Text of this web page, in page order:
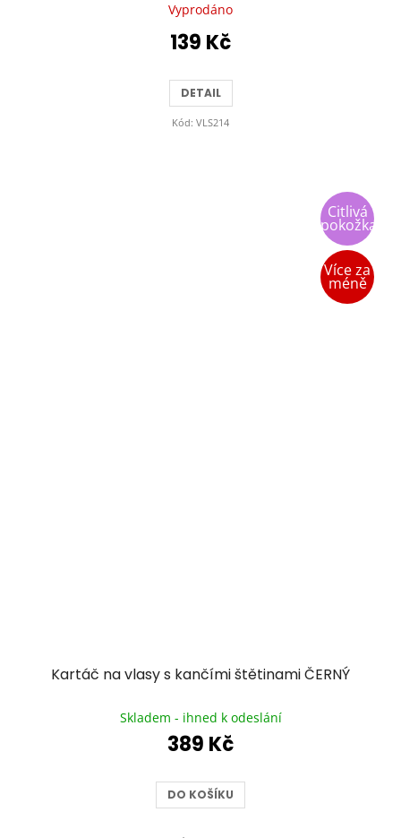
Vyprodáno
139 Kč
DETAIL
Kód: VLS214
Citlivá
pokožka
Více za
méně
Kartáč na vlasy s kančími štětinami ČERNÝ
hodnocení
produktu
je
z
5
Skladem - ihned k odeslání
389 Kč
DO KOŠÍKU